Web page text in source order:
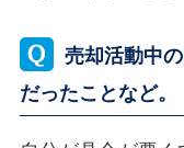
売却活動中
だったことなど。